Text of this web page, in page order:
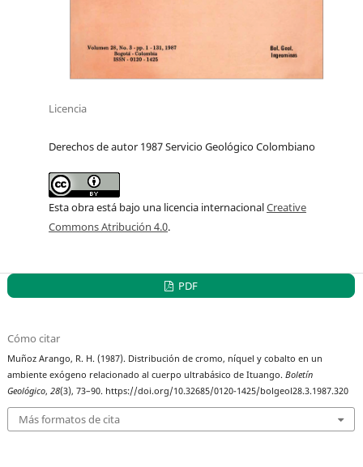
Licencia
Derechos de autor 1987 Servicio Geológico Colombiano
Esta obra está bajo una licencia internacionalCreative
Commons Atribución 4.0.
PDF
Cómo citar
Muñoz Arango, R. H. (1987). Distribución de cromo, níquel y cobalto en un
ambiente exógeno relacionado al cuerpo ultrabásico de Ituango.Boletín
Geológico,28(3), 73–90. https://doi.org/10.32685/0120-1425/bolgeol28.3.1987.320
Más formatos de cita